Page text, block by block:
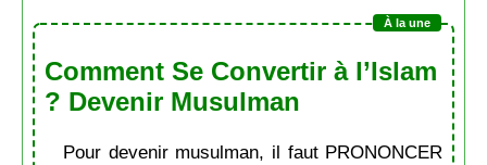
Comment Se Convertir à l’Islam
? Devenir Musulman
Pour devenir musulman, il faut PRONONCER